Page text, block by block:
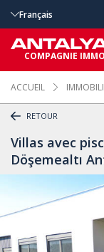
ACCUEIL
RETOUR
Villas avec
Döşemealtı
Français
COMPAGNIE
RECHERCHE
AVANCÉE